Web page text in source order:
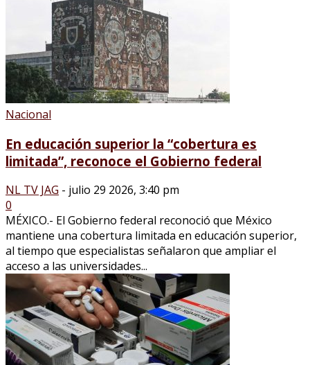
Nacional
En educación superior la “cobertura es
limitada”, reconoce el Gobierno federal
NL TV JAG - julio 29 2026, 3:40 pm
0
MÉXICO.- El Gobierno federal reconoció que México
mantiene una cobertura limitada en educación superior,
al tiempo que especialistas señalaron que ampliar el
acceso a las universidades...